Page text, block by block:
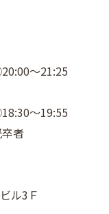
～21:25
～19:55
者
ル3Ｆ